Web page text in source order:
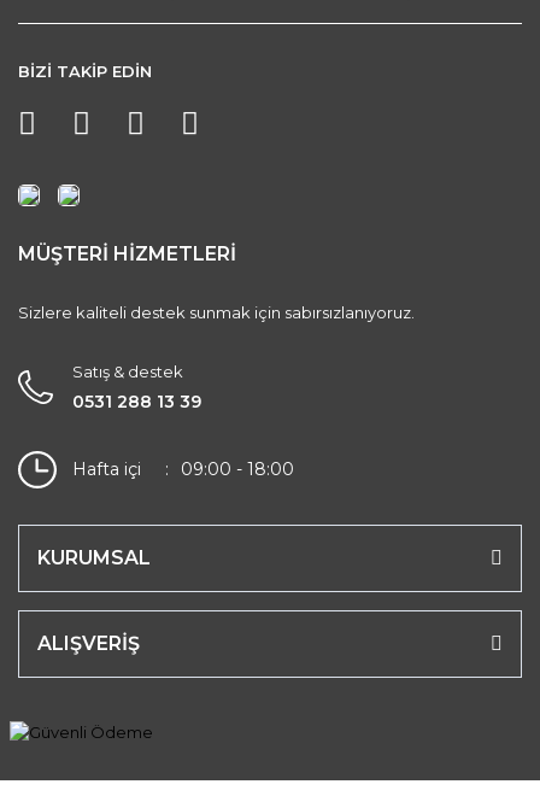
BİZİ TAKİP EDİN
MÜŞTERİ HİZMETLERİ
Sizlere kaliteli destek sunmak için sabırsızlanıyoruz.
Satış & destek
0531 288 13 39
Hafta içi 09:00 - 18:00
KURUMSAL
ALIŞVERİŞ